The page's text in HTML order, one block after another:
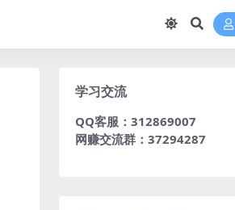
学习交流
QQ客服：312869007
网赚交流群：37294287